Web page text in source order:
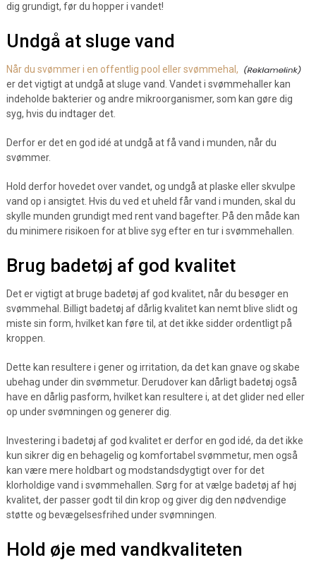
dig grundigt, før du hopper i vandet!
Undgå at sluge vand
Når du svømmer i en offentlig pool eller svømmehal,
er det vigtigt at undgå at sluge vand. Vandet i svømmehaller kan
indeholde bakterier og andre mikroorganismer, som kan gøre dig
syg, hvis du indtager det.
Derfor er det en god idé at undgå at få vand i munden, når du
svømmer.
Hold derfor hovedet over vandet, og undgå at plaske eller skvulpe
vand op i ansigtet. Hvis du ved et uheld får vand i munden, skal du
skylle munden grundigt med rent vand bagefter. På den måde kan
du minimere risikoen for at blive syg efter en tur i svømmehallen.
Brug badetøj af god kvalitet
Det er vigtigt at bruge badetøj af god kvalitet, når du besøger en
svømmehal. Billigt badetøj af dårlig kvalitet kan nemt blive slidt og
miste sin form, hvilket kan føre til, at det ikke sidder ordentligt på
kroppen.
Dette kan resultere i gener og irritation, da det kan gnave og skabe
ubehag under din svømmetur. Derudover kan dårligt badetøj også
have en dårlig pasform, hvilket kan resultere i, at det glider ned eller
op under svømningen og generer dig.
Investering i badetøj af god kvalitet er derfor en god idé, da det ikke
kun sikrer dig en behagelig og komfortabel svømmetur, men også
kan være mere holdbart og modstandsdygtigt over for det
klorholdige vand i svømmehallen. Sørg for at vælge badetøj af høj
kvalitet, der passer godt til din krop og giver dig den nødvendige
støtte og bevægelsesfrihed under svømningen.
Hold øje med vandkvaliteten